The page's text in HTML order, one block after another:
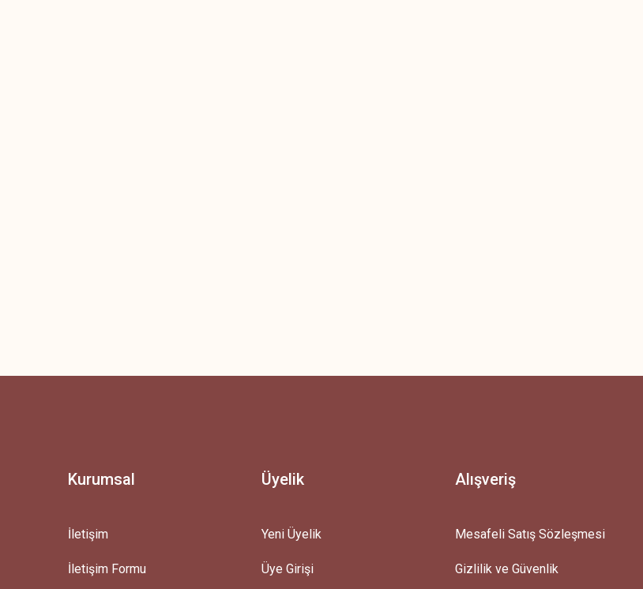
Kurumsal
İletişim
İletişim Formu
Üyelik
Yeni Üyelik
Üye Girişi
Alışveriş
Mesafeli Satış Sözleşmesi
Gizlilik ve Güvenlik